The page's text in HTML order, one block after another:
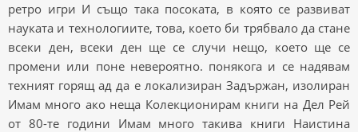
ретро игри И също така посоката, в която се развиват
науката и технологиите, това, което би трябвало да стане
всеки ден, всеки ден ще се случи нещо, което ще се
промени или поне невероятно. понякога и се надявам
техният горящ ад да е локализиран Задържан, изолиран
Имам много ако неща Колекционирам книги на Дел Рей
от 80-те години Имам много такива книги Наистина